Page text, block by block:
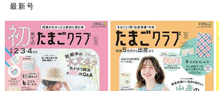
も聞いてもいいけど、最終的には自分たちが納得した名前をつけ
名付けや姓名判断の本を参考にするのもいいのですが、「あ、こ
の響きいいな」「この漢字いいな」という日常のなかのフィーリ
ングも名づけのヒントになるかもしれません。名前を考える時間
も楽しんで、素敵な名前を赤ちゃんに贈ることができるといいで
すね。
最新号